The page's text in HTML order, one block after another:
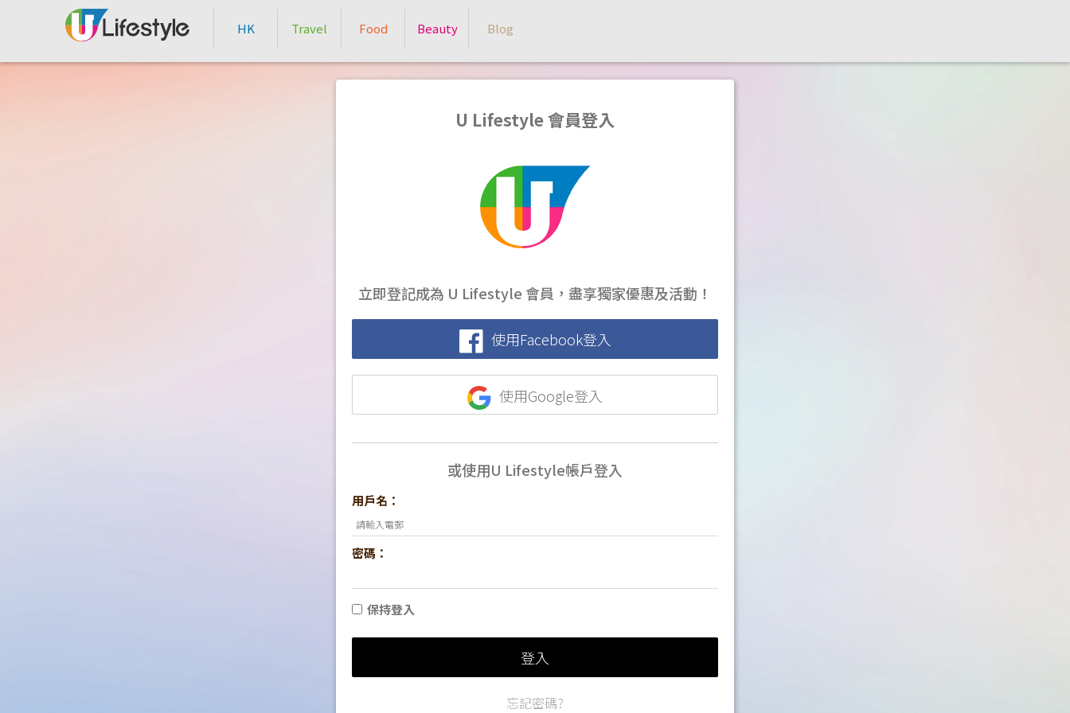
HK Travel Food Beauty Blog
U Lifestyle 會員登入
立即登記成為 U Lifestyle 會員，盡享獨家優惠及活動！
使用Facebook登入
使用Google登入
或使用U Lifestyle帳戶登入
用戶名：
密碼：
保持登入
登入
忘記密碼?